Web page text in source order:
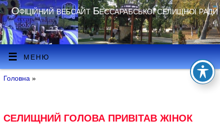
Офіційний вебсайт Бессарабської селищної ради
МЕНЮ
Головна »
СЕЛИЩНИЙ ГОЛОВА ПРИВІТАВ ЖІНОК